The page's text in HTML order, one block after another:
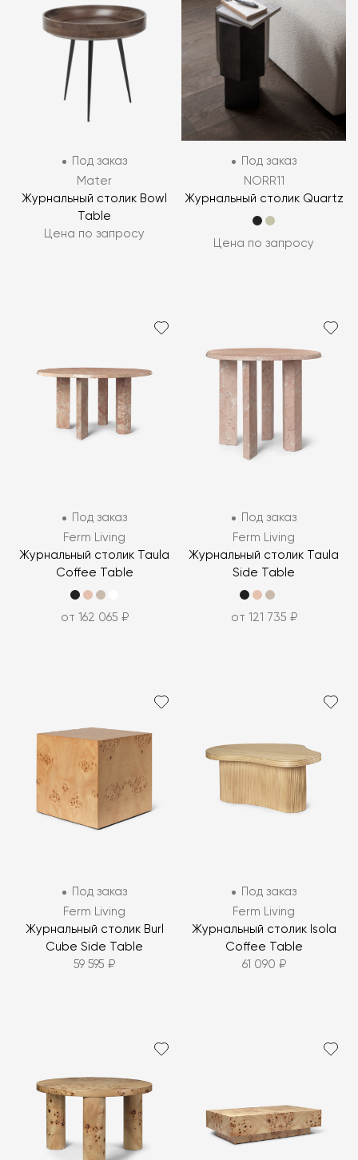
Под заказ
Mater
Журнальный столик Bowl
Table
Цена по запросу
Под заказ
NORR11
Журнальный столик Quartz
Цена по запросу
Под заказ
Ferm Living
Журнальный столик Taula
Coffee Table
от 162 065 ₽
Под заказ
Ferm Living
Журнальный столик Taula
Side Table
от 121 735 ₽
Под заказ
Ferm Living
Журнальный столик Burl
Cube Side Table
59 595 ₽
Под заказ
Ferm Living
Журнальный столик Isola
Coffee Table
61 090 ₽